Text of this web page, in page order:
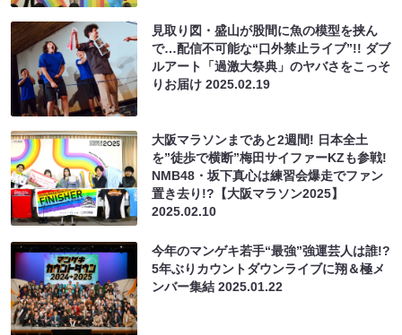
見取り図・盛山が股間に魚の模型を挟ん
で…配信不可能な“口外禁止ライブ”!! ダブ
ルアート「過激大祭典」のヤバさをこっそ
りお届け2025.02.19
大阪マラソンまであと2週間! 日本全土
を”徒歩で横断”梅田サイファーKZも参戦!
NMB48・坂下真心は練習会爆走でファン
置き去り!?【大阪マラソン2025】
2025.02.10
今年のマンゲキ若手“最強”強運芸人は誰!?
5年ぶりカウントダウンライブに翔＆極メ
ンバー集結2025.01.22